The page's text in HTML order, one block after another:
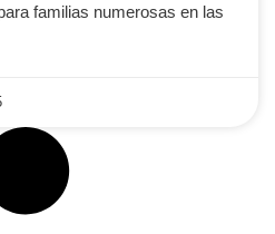
familias numerosas en las